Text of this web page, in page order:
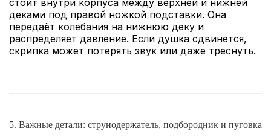
стоит внутри корпуса между верхней и нижней
деками под правой ножкой подставки. Она
передаёт колебания на нижнюю деку и
распределяет давление. Если душка сдвинется,
скрипка может потерять звук или даже треснуть.
5. Важные детали: струнодержатель, подбородник и пуговка